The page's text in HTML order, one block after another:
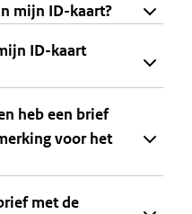
mijn ID-kaart?
ID-kaart
heb een brief
voor het
met de